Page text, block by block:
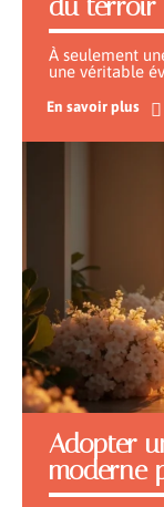
du terroir
À seulement
une véritable
En savoir plus
Adopter
moderne